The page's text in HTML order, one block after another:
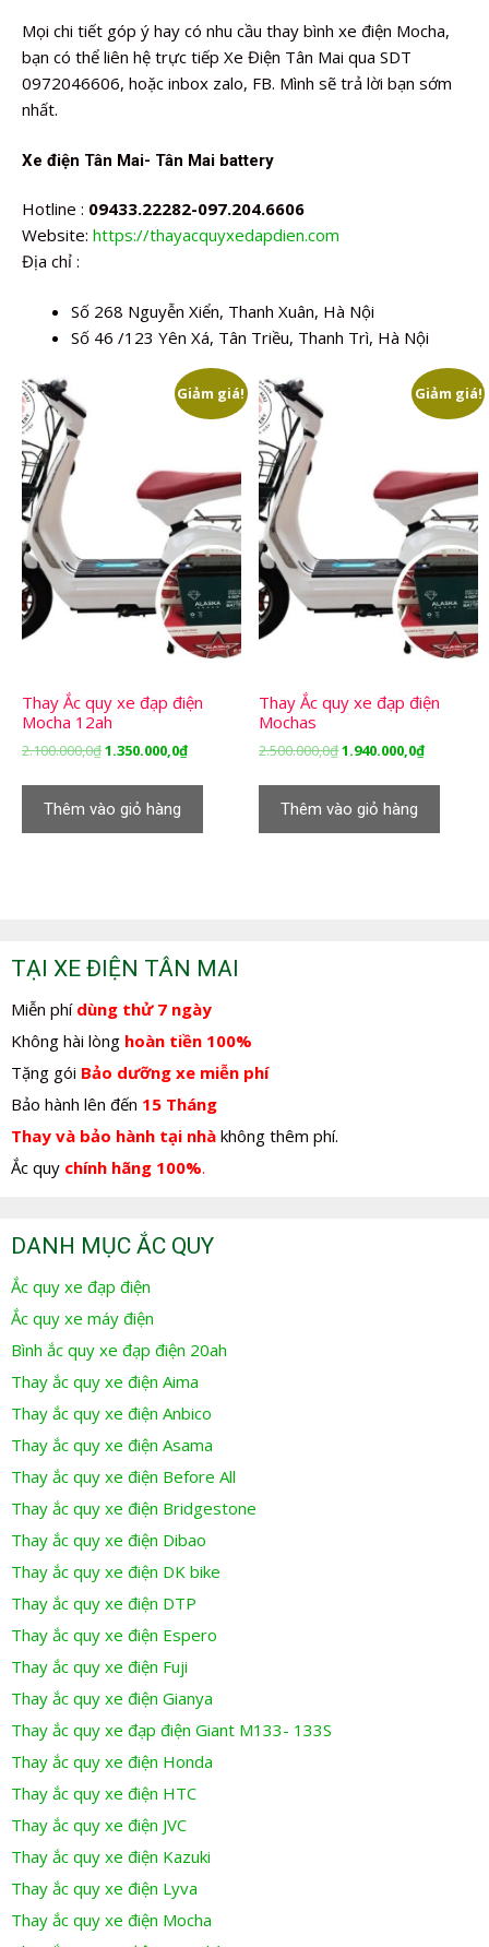
Mọi chi tiết góp ý hay có nhu cầu thay bình xe điện Mocha,
bạn có thể liên hệ trực tiếp Xe Điện Tân Mai qua SDT
0972046606, hoặc inbox zalo, FB. Mình sẽ trả lời bạn sớm
nhất.
Xe điện Tân Mai- Tân Mai battery
Hotline : 09433.22282-097.204.6606
Website: https://thayacquyxedapdien.com
Địa chỉ :
Số 268 Nguyễn Xiển, Thanh Xuân, Hà Nội
Số 46 /123 Yên Xá, Tân Triều, Thanh Trì, Hà Nội
Giảm giá!
Thay Ắc quy xe đạp điện
Mocha 12ah
2.100.000,0₫Giá
2.100.000,0₫.
1.350.000,0₫Giá
1.350.000,0₫.
Thêm vào giỏ hàng
Giảm giá!
Thay Ắc quy xe đạp điện
Mochas
2.500.000,0₫Giá
2.500.000,0₫.
1.940.000,0₫Giá
Thêm vào giỏ hàng
TẠI XE ĐIỆN TÂN MAI
Miễn phí dùng thử 7 ngày
Không hài lòng hoàn tiền 100%
Tặng gói Bảo dưỡng xe miễn phí
Bảo hành lên đến 15 Tháng
Thay và bảo hành tại nhà không thêm phí.
Ắc quy chính hãng 100%.
DANH MỤC ẮC QUY
Ắc quy xe đạp điện
Ắc quy xe máy điện
Bình ắc quy xe đạp điện 20ah
Thay ắc quy xe điện Aima
Thay ắc quy xe điện Anbico
Thay ắc quy xe điện Asama
Thay ắc quy xe điện Before All
Thay ắc quy xe điện Bridgestone
Thay ắc quy xe điện Dibao
Thay ắc quy xe điện DK bike
Thay ắc quy xe điện DTP
Thay ắc quy xe điện Espero
Thay ắc quy xe điện Fuji
Thay ắc quy xe điện Gianya
Thay ắc quy xe đạp điện Giant M133- 133S
Thay ắc quy xe điện Honda
Thay ắc quy xe điện HTC
Thay ắc quy xe điện JVC
Thay ắc quy xe điện Kazuki
Thay ắc quy xe điện Lyva
Thay ắc quy xe điện Mocha